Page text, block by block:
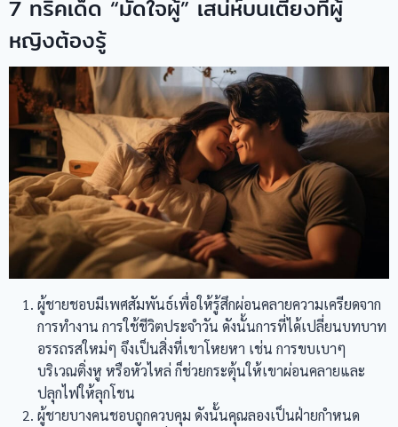
7 ทริคเด็ด “มัดใจผู้” เสน่ห์บนเตียงที่ผู้
หญิงต้องรู้
ผู้ชายชอบมีเพศสัมพันธ์เพื่อให้รู้สึกผ่อนคลายความเครียดจาก
การทำงาน การใช้ชีวิตประจำวัน ดังนั้นการที่ได้เปลี่ยนบทบาท
อรรถรสใหม่ๆ จึงเป็นสิ่งที่เขาโหยหา เช่น การขบเบาๆ
บริเวณติ่งหู หรือหัวไหล่ ก็ช่วยกระตุ้นให้เขาผ่อนคลายและ
ปลุกไฟให้ลุกโชน
ผู้ชายบางคนชอบถูกควบคุม ดังนั้นคุณลองเป็นฝ่ายกำหนด